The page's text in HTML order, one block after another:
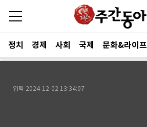
정치 경제 사회 국제 문화&라이프
입력 2024-12-02 13:34:07